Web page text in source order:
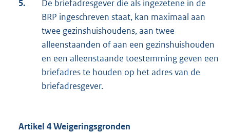
5.
De briefadresgever die als ingezetene in de
BRP ingeschreven staat, kan maximaal aan
twee gezinshuishoudens, aan twee
alleenstaanden of aan een gezinshuishouden
en een alleenstaande toestemming geven een
briefadres te houden op het adres van de
briefadresgever.
Artikel 4 Weigeringsgronden